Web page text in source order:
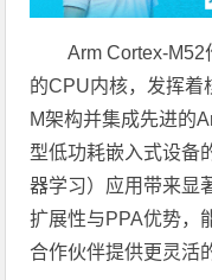
Arm Cortex-
的CPU内核，发挥着
M架构并集成先进的
型低功耗嵌入式设备
器学习）应用带来显
扩展性与PPA优势，
合作伙伴提供更灵活